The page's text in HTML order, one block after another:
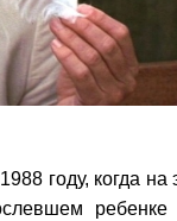
году, когда